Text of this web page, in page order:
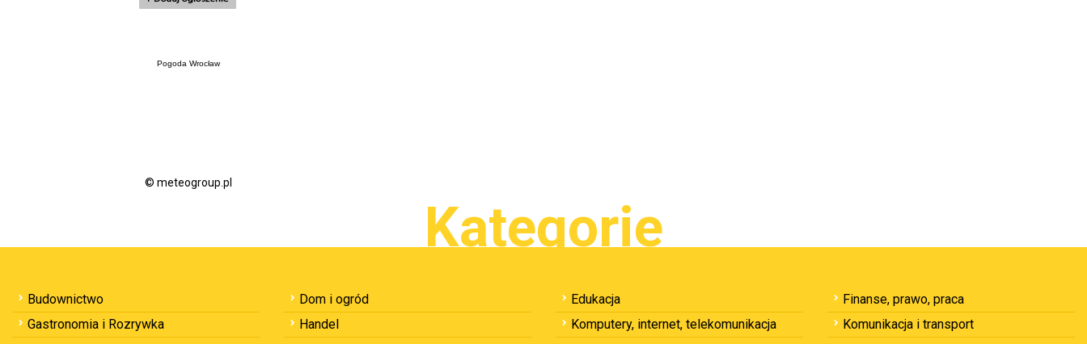
Pogoda Wrocław
© meteogroup.pl
Kategorie
Budownictwo Dom i ogród Edukacja
Finanse, prawo, praca
Gastronomia i Rozrywka
Handel Komputery, internet, telekomunikacja
Komunikacja i transport